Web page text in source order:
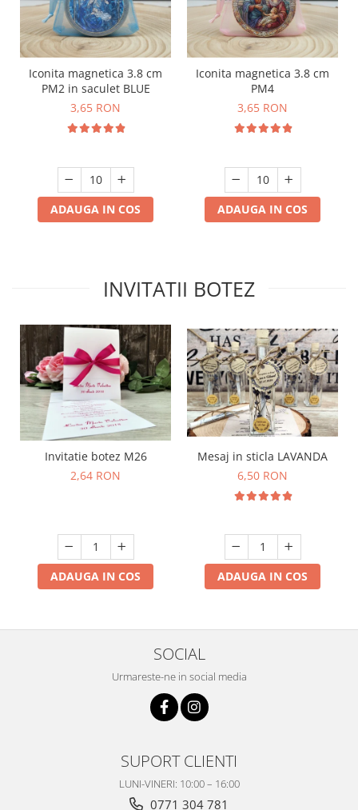
Iconita magnetica 3.8 cm
PM2 in saculet BLUE
3,65 RON
ADAUGA IN COS
Iconita magnetica 3.8 cm
PM4
3,65 RON
ADAUGA IN COS
INVITATII BOTEZ
Invitatie botez M26
2,64 RON
ADAUGA IN COS
Mesaj in sticla LAVANDA
6,50 RON
ADAUGA IN COS
SOCIAL
Urmareste-ne in social media
SUPORT CLIENTI
LUNI-VINERI: 10:00 – 16:00
0771 304 781